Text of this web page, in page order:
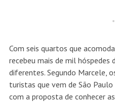
Com seis quartos que
recebeu mais de mil hóspedes
diferentes. Segundo Marcele,
turistas que vem de São
com a proposta de conhecer